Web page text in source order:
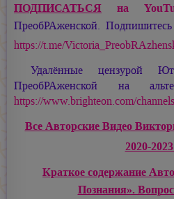
ПОДПИСАТЬСЯ на
ПреобРАженской.
https://t.me/
Удалённые цензурой
ПреобРАженской на
https://www.brighteon.com/
Все Авторские Видео
2020-2023
Краткое содержание
Познания».